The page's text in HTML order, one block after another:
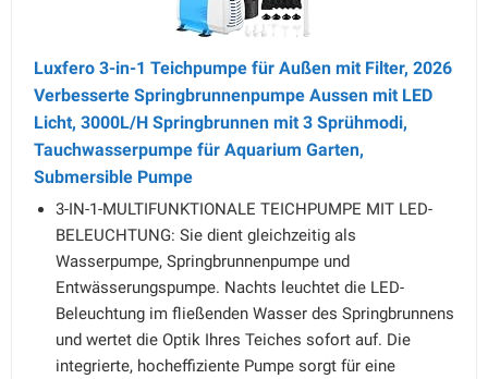
Luxfero 3-in-1 Teichpumpe für Außen mit Filter, 2026
Verbesserte Springbrunnenpumpe Aussen mit LED
Licht, 3000L/H Springbrunnen mit 3 Sprühmodi,
Tauchwasserpumpe für Aquarium Garten,
Submersible Pumpe
3-IN-1-MULTIFUNKTIONALE TEICHPUMPE MIT LED-
BELEUCHTUNG: Sie dient gleichzeitig als
Wasserpumpe, Springbrunnenpumpe und
Entwässerungspumpe. Nachts leuchtet die LED-
Beleuchtung im fließenden Wasser des Springbrunnens
und wertet die Optik Ihres Teiches sofort auf. Die
integrierte, hocheffiziente Pumpe sorgt für eine